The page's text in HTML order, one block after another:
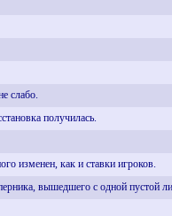
слабо.
получилась.
изменен, как и ставки игроков.
вышедшего с одной пустой